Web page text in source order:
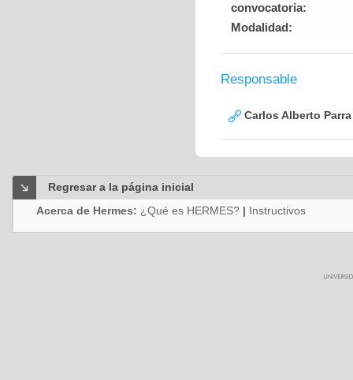
convocatoria:
Modalidad:
Responsable
Carlos Alberto
Regresar a la página inicial
Acerca de Hermes: ¿Qué es HERMES? | Instructivos